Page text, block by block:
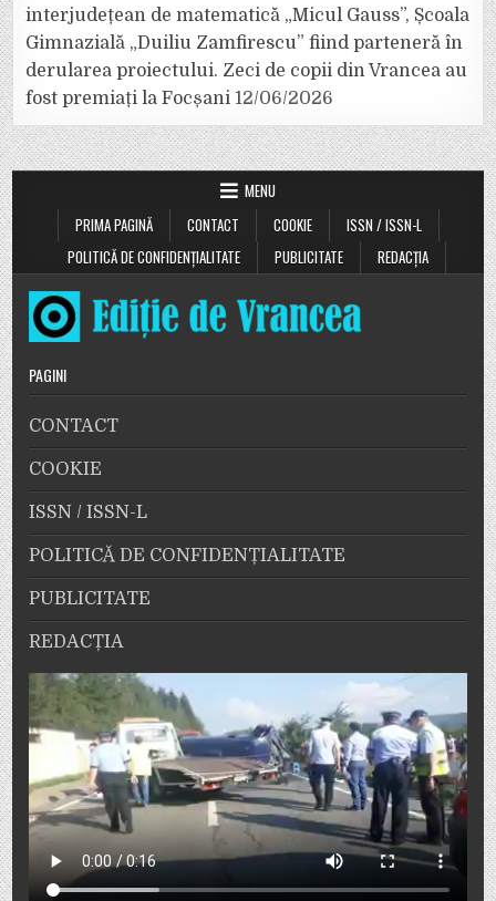
interjudețean de matematică „Micul Gauss”, Școala
Gimnazială „Duiliu Zamfirescu” fiind parteneră în
derularea proiectului. Zeci de copii din Vrancea au
fost premiați la Focșani 12/06/2026
MENU
PRIMA PAGINĂ
CONTACT COOKIE
ISSN / ISSN-L
POLITICĂ DE CONFIDENȚIALITATE
PUBLICITATE REDACȚIA
PAGINI
CONTACT
COOKIE
ISSN / ISSN-L
POLITICĂ DE CONFIDENȚIALITATE
PUBLICITATE
REDACȚIA